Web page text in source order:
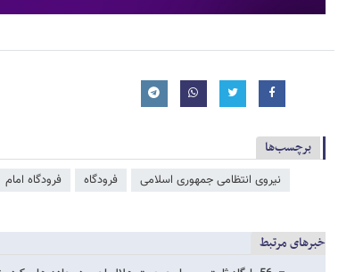
برچسب‌ها
نیروی انتظامی جمهوری اسلامی فرودگاه فرودگاه امام
خبرهای مرتبط